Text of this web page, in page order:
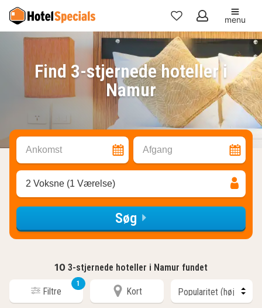
Mine
favoritter
menu
Find 3-stjernede hoteller i
Namur
Ankomst Afgang
2 Voksne (1 Værelse)
Søg
10 3-stjernede hoteller i Namur fundet
Filtre
1
Kort